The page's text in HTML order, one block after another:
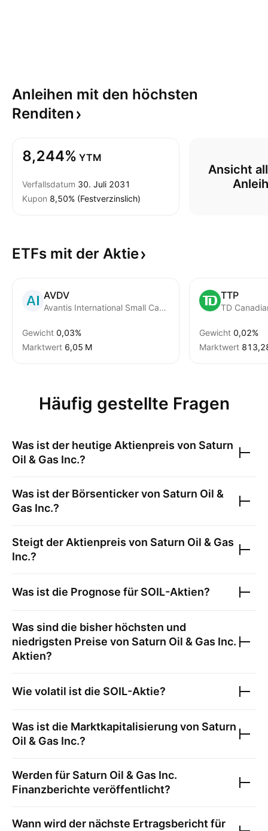
Anleihen mit den höchsten
Renditen
8,244% YTM
Verfallsdatum 30. Juli 2031
Kupon 8,50% (Festverzinslich)
Ansicht
ETFs mit der Aktie
AVDV
Avantis International Small Cap Value ETF
Gewicht 0,03%
Marktwert ‪6,05 M‬
TTP
TD
Gewicht 0,02%
Marktwert
Häufig gestellte Fragen
Was ist der heutige Aktienpreis von Saturn
Oil & Gas Inc.?
Was ist der Börsenticker von Saturn Oil &
Gas Inc.?
Steigt der Aktienpreis von Saturn Oil & Gas
Inc.?
Was ist die Prognose für SOIL-Aktien?
Was sind die bisher höchsten und
niedrigsten Preise von Saturn Oil & Gas Inc.
Aktien?
Wie volatil ist die SOIL-Aktie?
Was ist die Marktkapitalisierung von Saturn
Oil & Gas Inc.?
Werden für Saturn Oil & Gas Inc.
Finanzberichte veröffentlicht?
Wann wird der nächste Ertragsbericht für